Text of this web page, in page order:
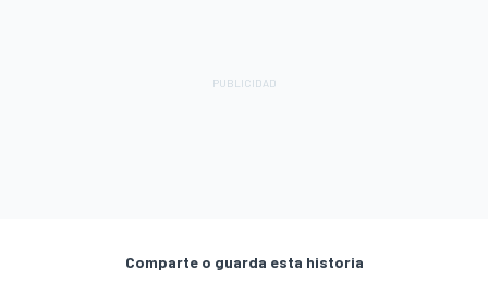
Comparte o guarda esta historia